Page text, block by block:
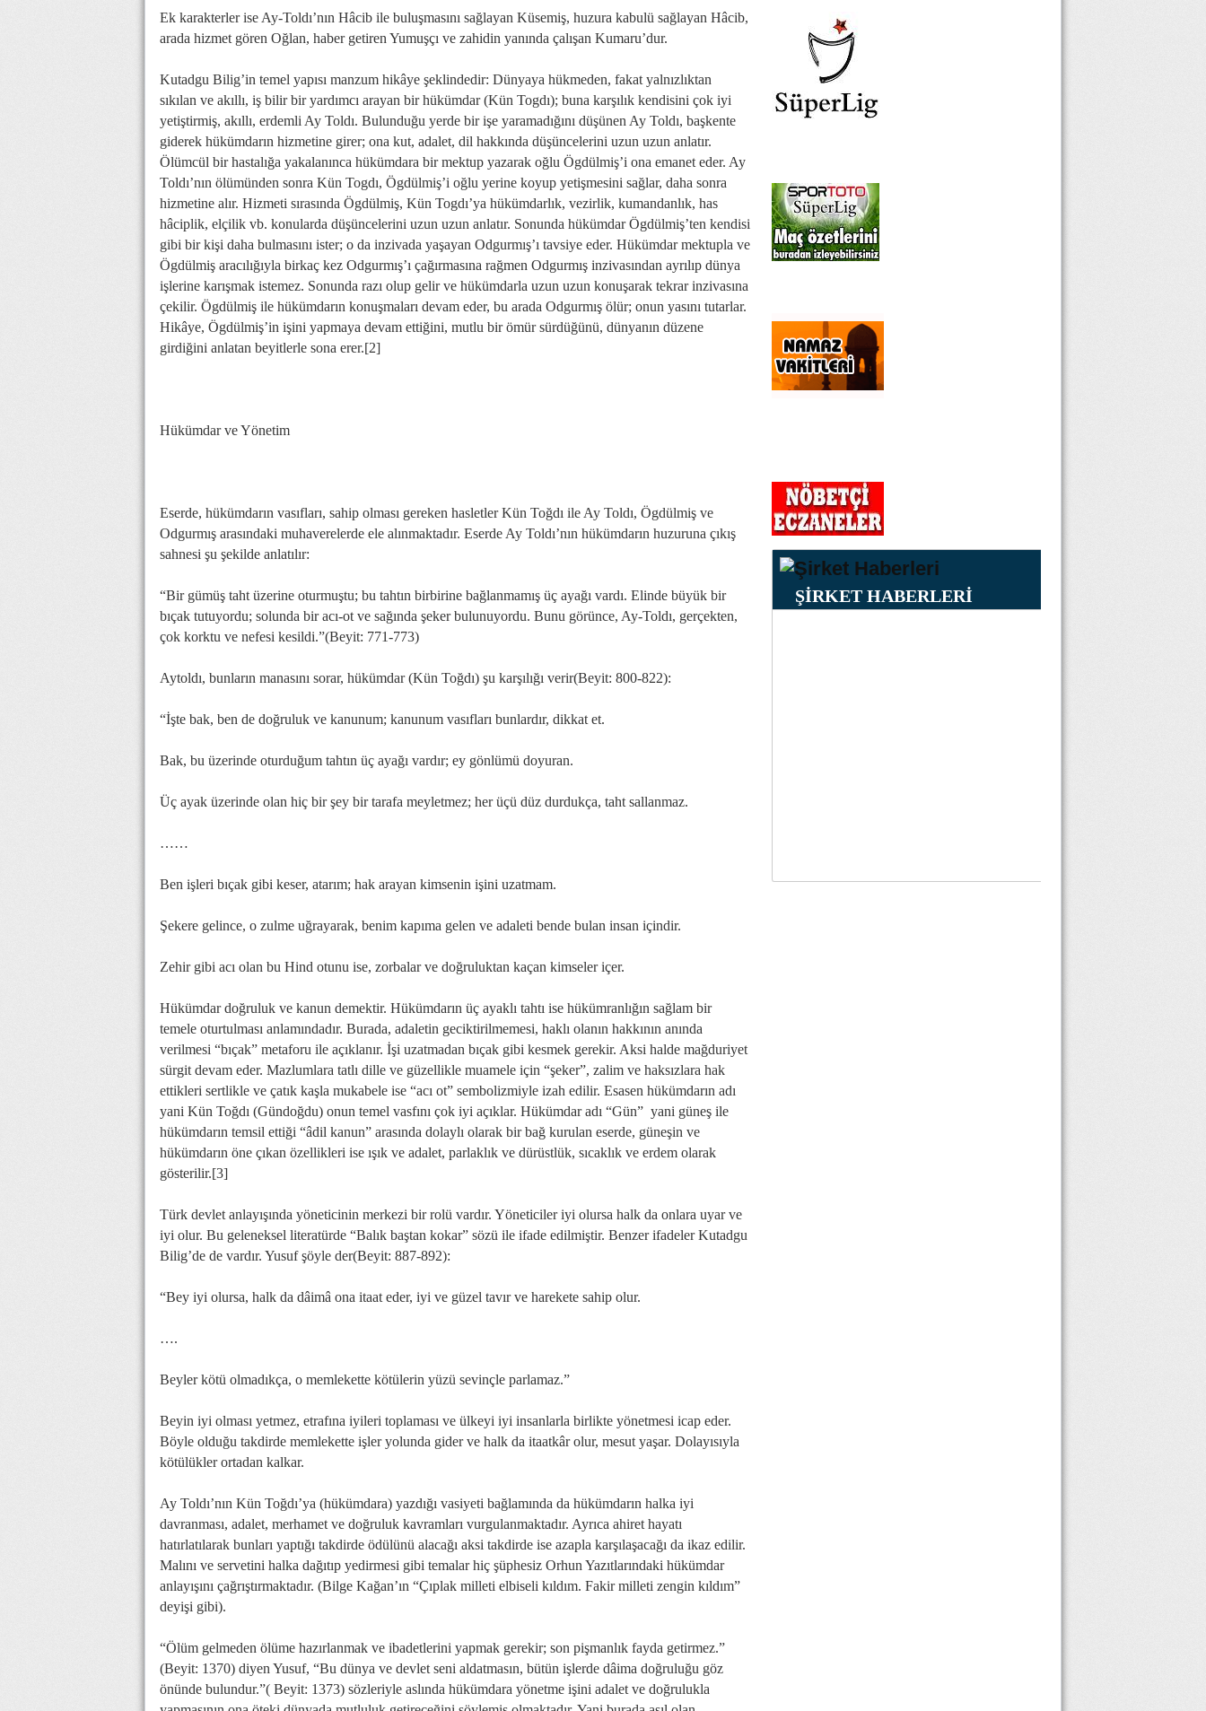
Ek karakterler ise Ay-Toldı’nın Hâcib ile buluşmasını sağlayan Küsemiş, huzura kabulü sağlayan Hâcib,
arada hizmet gören Oğlan, haber getiren Yumuşçı ve zahidin yanında çalışan Kumaru’dur.
Kutadgu Bilig’in temel yapısı manzum hikâye şeklindedir: Dünyaya hükmeden, fakat yalnızlıktan
sıkılan ve akıllı, iş bilir bir yardımcı arayan bir hükümdar (Kün Togdı); buna karşılık kendisini çok iyi
yetiştirmiş, akıllı, erdemli Ay Toldı. Bulunduğu yerde bir işe yaramadığını düşünen Ay Toldı, başkente
giderek hükümdarın hizmetine girer; ona kut, adalet, dil hakkında düşüncelerini uzun uzun anlatır.
Ölümcül bir hastalığa yakalanınca hükümdara bir mektup yazarak oğlu Ögdülmiş’i ona emanet eder. Ay
Toldı’nın ölümünden sonra Kün Togdı, Ögdülmiş’i oğlu yerine koyup yetişmesini sağlar, daha sonra
hizmetine alır. Hizmeti sırasında Ögdülmiş, Kün Togdı’ya hükümdarlık, vezirlik, kumandanlık, has
hâciplik, elçilik vb. konularda düşüncelerini uzun uzun anlatır. Sonunda hükümdar Ögdülmiş’ten kendisi
gibi bir kişi daha bulmasını ister; o da inzivada yaşayan Odgurmış’ı tavsiye eder. Hükümdar mektupla ve
Ögdülmiş aracılığıyla birkaç kez Odgurmış’ı çağırmasına rağmen Odgurmış inzivasından ayrılıp dünya
işlerine karışmak istemez. Sonunda razı olup gelir ve hükümdarla uzun uzun konuşarak tekrar inzivasına
çekilir. Ögdülmiş ile hükümdarın konuşmaları devam eder, bu arada Odgurmış ölür; onun yasını tutarlar.
Hikâye, Ögdülmiş’in işini yapmaya devam ettiğini, mutlu bir ömür sürdüğünü, dünyanın düzene
girdiğini anlatan beyitlerle sona erer.[2]
Hükümdar ve Yönetim
Eserde, hükümdarın vasıfları, sahip olması gereken hasletler Kün Toğdı ile Ay Toldı, Ögdülmiş ve
Odgurmış arasındaki muhaverelerde ele alınmaktadır. Eserde Ay Toldı’nın hükümdarın huzuruna çıkış
sahnesi şu şekilde anlatılır:
“Bir gümüş taht üzerine oturmuştu; bu tahtın birbirine bağlanmamış üç ayağı vardı. Elinde büyük bir
bıçak tutuyordu; solunda bir acı-ot ve sağında şeker bulunuyordu. Bunu görünce, Ay-Toldı, gerçekten,
çok korktu ve nefesi kesildi.”(Beyit: 771-773)
Aytoldı, bunların manasını sorar, hükümdar (Kün Toğdı) şu karşılığı verir(Beyit: 800-822):
“İşte bak, ben de doğruluk ve kanunum; kanunum vasıfları bunlardır, dikkat et.
Bak, bu üzerinde oturduğum tahtın üç ayağı vardır; ey gönlümü doyuran.
Üç ayak üzerinde olan hiç bir şey bir tarafa meyletmez; her üçü düz durdukça, taht sallanmaz.
……
Ben işleri bıçak gibi keser, atarım; hak arayan kimsenin işini uzatmam.
Şekere gelince, o zulme uğrayarak, benim kapıma gelen ve adaleti bende bulan insan içindir.
Zehir gibi acı olan bu Hind otunu ise, zorbalar ve doğruluktan kaçan kimseler içer.
Hükümdar doğruluk ve kanun demektir. Hükümdarın üç ayaklı tahtı ise hükümranlığın sağlam bir
temele oturtulması anlamındadır. Burada, adaletin geciktirilmemesi, haklı olanın hakkının anında
verilmesi “bıçak” metaforu ile açıklanır. İşi uzatmadan bıçak gibi kesmek gerekir. Aksi halde mağduriyet
sürgit devam eder. Mazlumlara tatlı dille ve güzellikle muamele için “şeker”, zalim ve haksızlara hak
ettikleri sertlikle ve çatık kaşla mukabele ise “acı ot” sembolizmiyle izah edilir. Esasen hükümdarın adı
yani Kün Toğdı (Gündoğdu) onun temel vasfını çok iyi açıklar. Hükümdar adı “Gün” yani güneş ile
hükümdarın temsil ettiği “âdil kanun” arasında dolaylı olarak bir bağ kurulan eserde, güneşin ve
hükümdarın öne çıkan özellikleri ise ışık ve adalet, parlaklık ve dürüstlük, sıcaklık ve erdem olarak
gösterilir.[3]
Türk devlet anlayışında yöneticinin merkezi bir rolü vardır. Yöneticiler iyi olursa halk da onlara uyar ve
iyi olur. Bu geleneksel literatürde “Balık baştan kokar” sözü ile ifade edilmiştir. Benzer ifadeler Kutadgu
Bilig’de de vardır. Yusuf şöyle der(Beyit: 887-892):
“Bey iyi olursa, halk da dâimâ ona itaat eder, iyi ve güzel tavır ve harekete sahip olur.
….
Beyler kötü olmadıkça, o memlekette kötülerin yüzü sevinçle parlamaz.”
Beyin iyi olması yetmez, etrafına iyileri toplaması ve ülkeyi iyi insanlarla birlikte yönetmesi icap eder.
Böyle olduğu takdirde memlekette işler yolunda gider ve halk da itaatkâr olur, mesut yaşar. Dolayısıyla
kötülükler ortadan kalkar.
Ay Toldı’nın Kün Toğdı’ya (hükümdara) yazdığı vasiyeti bağlamında da hükümdarın halka iyi
davranması, adalet, merhamet ve doğruluk kavramları vurgulanmaktadır. Ayrıca ahiret hayatı
hatırlatılarak bunları yaptığı takdirde ödülünü alacağı aksi takdirde ise azapla karşılaşacağı da ikaz edilir.
Malını ve servetini halka dağıtıp yedirmesi gibi temalar hiç şüphesiz Orhun Yazıtlarındaki hükümdar
anlayışını çağrıştırmaktadır. (Bilge Kağan’ın “Çıplak milleti elbiseli kıldım. Fakir milleti zengin kıldım”
deyişi gibi).
“Ölüm gelmeden ölüme hazırlanmak ve ibadetlerini yapmak gerekir; son pişmanlık fayda getirmez.”
(Beyit: 1370) diyen Yusuf, “Bu dünya ve devlet seni aldatmasın, bütün işlerde dâima doğruluğu göz
önünde bulundur.”( Beyit: 1373) sözleriyle aslında hükümdara yönetme işini adalet ve doğrulukla
ŞİRKET HABERLERİ